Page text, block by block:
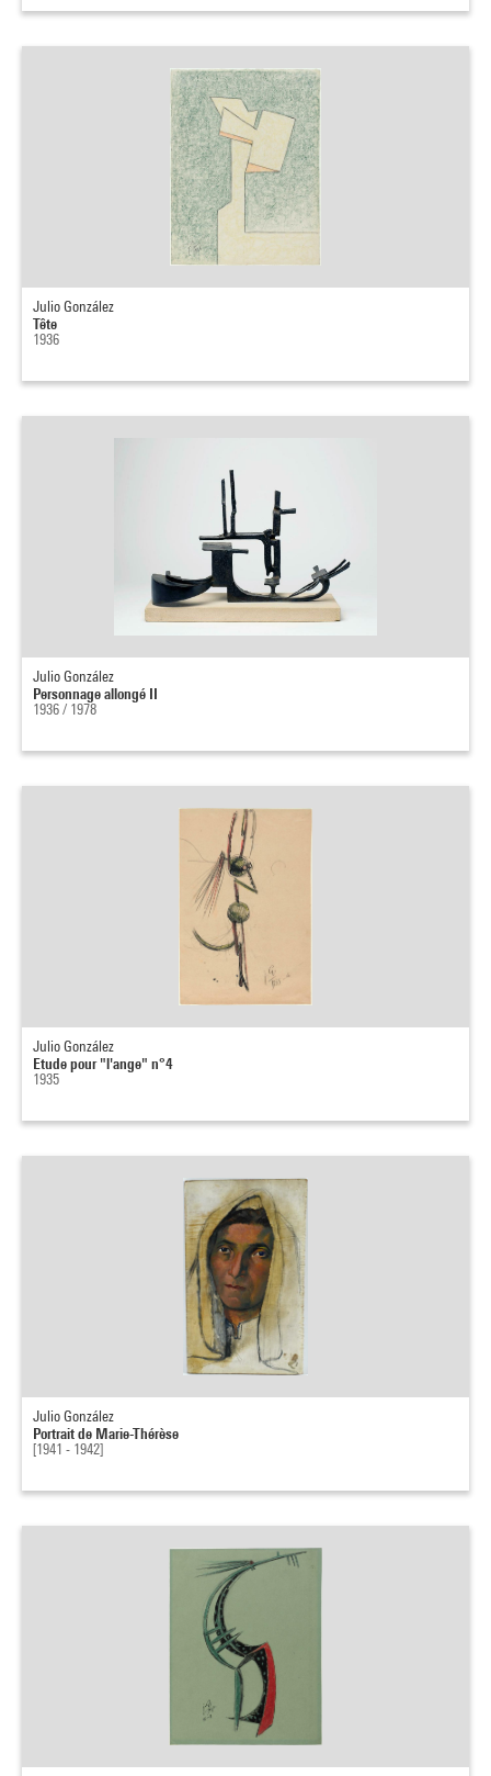
Julio González
Tête
1936
Julio González
Personnage allongé II
1936 / 1978
Julio González
Etude pour "l'ange" n°4
1935
Julio González
Portrait de Marie-Thérèse
[1941 - 1942]